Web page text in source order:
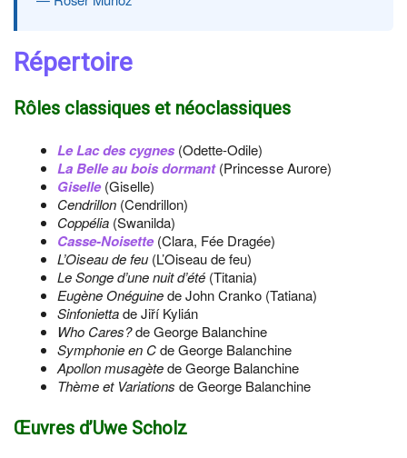
Répertoire
Rôles classiques et néoclassiques
Le Lac des cygnes(Odette-Odile)
La Belle au bois dormant(Princesse Aurore)
Giselle(Giselle)
Cendrillon (Cendrillon)
Coppélia (Swanilda)
Casse-Noisette(Clara, Fée Dragée)
L’Oiseau de feu (L’Oiseau de feu)
Le Songe d’une nuit d’été (Titania)
Eugène Onéguinede John Cranko (Tatiana)
Sinfoniettade Jiří Kylián
Who Cares?de George Balanchine
Symphonie en Cde George Balanchine
Apollon musagètede George Balanchine
Thème et Variations de George Balanchine
Œuvres d’Uwe Scholz